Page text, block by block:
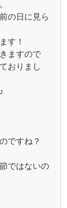
の日に見ら
す！
ますので
おりまし
ですね？
ではないの